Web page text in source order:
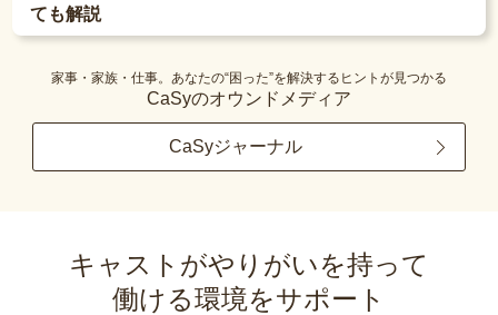
ても解説
家事・家族・仕事。あなたの“困った”を解決するヒントが見つかる
CaSyのオウンドメディア
CaSyジャーナル
キャストがやりがいを持って
働ける環境をサポート